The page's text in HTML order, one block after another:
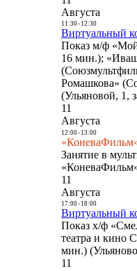
Августа
11:30- 12:30
Виртуальный
Показ м/ф
16 мин.);
Ромашкова»
(Ульяновой, 1,
11
Августа
12:00- 13:00
Занятие в
11
Августа
17:00- 18:00
Виртуальный
Показ х/ф
театра и кино
мин.)
11